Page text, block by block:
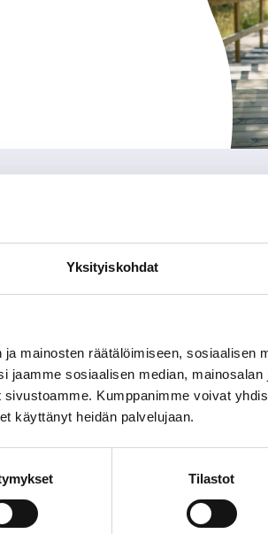
Yksityiskohdat
mainosten räätälöimiseen, sosiaalisen
jaamme sosiaalisen median, mainosalan
Kumppanimme voivat
käyttänyt heidän palvelujaan.
Tilastot